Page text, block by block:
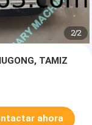
2/2
TAMIZ
ahora